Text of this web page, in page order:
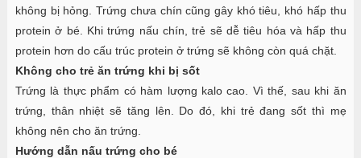
không bị hỏng. Trứng chưa chín cũng gây khó tiêu, khó hấp thu
protein ở bé. Khi trứng nấu chín, trẻ sẽ dễ tiêu hóa và hấp thu
protein hơn do cấu trúc protein ở trứng sẽ không còn quá chặt.
Không cho trẻ ăn trứng khi bị sốt
Trứng là thực phẩm có hàm lượng kalo cao. Vì thế, sau khi ăn
trứng, thân nhiệt sẽ tăng lên. Do đó, khi trẻ đang sốt thì mẹ
không nên cho ăn trứng.
Hướng dẫn nấu trứng cho bé